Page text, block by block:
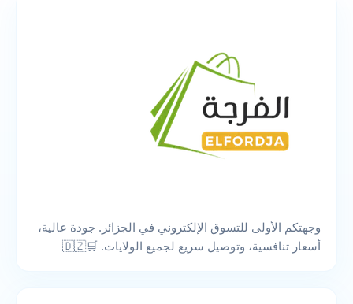
وجهتكم الأولى للتسوق الإلكتروني في الجزائر. جودة عالية،
أسعار تنافسية، وتوصيل سريع لجميع الولايات. 🛒🇩🇿